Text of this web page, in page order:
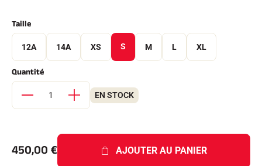
Cellules et détection
Photofinish
Afficheurs et horloge
VOLA Board & Clé de protection
Suite SkiAlp
Suite SkiNordic
Suite Msports
Scoreboard-Pro
Taille
12A 14A XS S M L XL
Quantité
EN STOCK
450,00 € AJOUTER AU PANIER